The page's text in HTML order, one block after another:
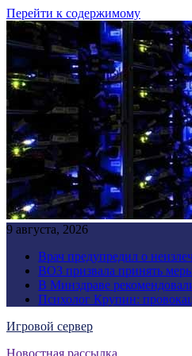
Перейти к содержимому
9 августа, 2026
Врач предупредил о
ВОЗ призвала принять
В Минздраве
Психолог Крупин:
Игровой сервер
Новостная рассылка